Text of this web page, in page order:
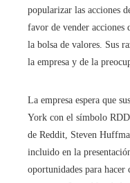
popularizar las acciones
favor de vender acciones
la bolsa de valores. Sus
la empresa y de la
La empresa espera que
York con el símbolo
de Reddit, Steven
incluido en la
oportunidades para